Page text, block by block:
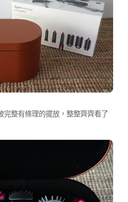
完整有條理的擺放，整整齊齊看了